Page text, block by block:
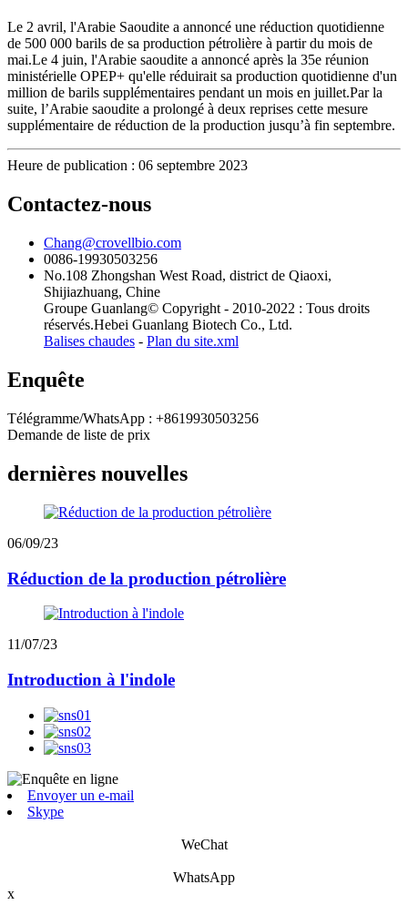
Le 2 avril, l'Arabie Saoudite a annoncé une réduction quotidienne
de 500 000 barils de sa production pétrolière à partir du mois de
mai.Le 4 juin, l'Arabie saoudite a annoncé après la 35e réunion
ministérielle OPEP+ qu'elle réduirait sa production quotidienne d'un
million de barils supplémentaires pendant un mois en juillet.Par la
suite, l’Arabie saoudite a prolongé à deux reprises cette mesure
supplémentaire de réduction de la production jusqu’à fin septembre.
Heure de publication : 06 septembre 2023
Contactez-nous
Chang@crovellbio.com
0086-19930503256
No.108 Zhongshan West Road, district de Qiaoxi,
Shijiazhuang, Chine
Groupe Guanlang© Copyright - 2010-2022 : Tous droits
réservés.Hebei Guanlang Biotech Co., Ltd.
Balises chaudes - Plan du site.xml
Enquête
Télégramme/WhatsApp : +8619930503256
Demande de liste de prix
dernières nouvelles
06/09/23
Réduction de la production pétrolière
11/07/23
Introduction à l'indole
Envoyer un e-mail
Skype
WeChat
WhatsApp
x